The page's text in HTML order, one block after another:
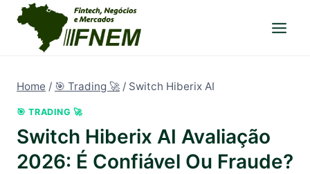
Pular
para
Home / 🎯 Trading 🚀 / Switch Hiberix AI
🎯 TRADING 🚀
Switch Hiberix AI Avaliação
2026: É Confiável Ou Fraude?